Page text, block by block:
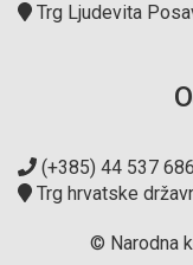
Trg Ljudevita
(+385) 44 537 686
Trg hrvatske
© Narodna